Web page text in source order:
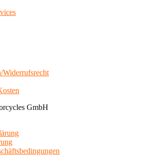
Widerrufsrecht
GmbH